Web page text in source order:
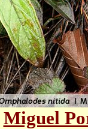
Miguel